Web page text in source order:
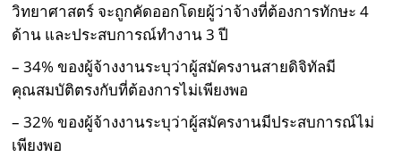
วิทยาศาสตร์ จะถูกคัดออกโดยผู้ว่าจ้างที่ต้องการทักษะ 4
ด้าน และประสบการณ์ทํางาน 3 ปี
– 34% ของผู้จ้างงานระบุว่าผู้สมัครงานสายดิจิทัลมี
คุณสมบัติตรงกับที่ต้องการไม่เพียงพอ
– 32% ของผู้จ้างงานระบุว่าผู้สมัครงานมีประสบการณ์ไม่
เพียงพอ